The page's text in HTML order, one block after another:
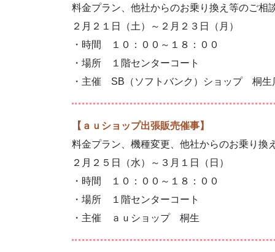
料金プラン、他社からのお乗り換え等のご相
２月２１日（土）～２月２３日（月）
・時間 １０：００～１８：００
・場所 １階センターコート
・主催 SB（ソフトバンク）ショップ 桐生
【ａｕショップ出張販売催事】
料金プラン、機種変更、他社からのお乗り換
２月２５日（水）～３月１日（日）
・時間 １０：００～１８：００
・場所 １階センターコート
・主催 ａｕショップ 桐生